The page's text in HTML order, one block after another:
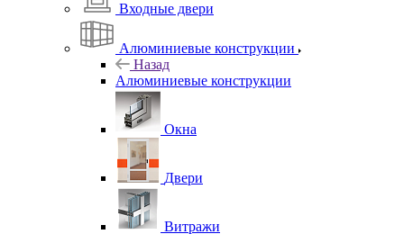
Входные двери
Алюминиевые конструкции
Назад
Алюминиевые конструкции
Окна
Двери
Витражи